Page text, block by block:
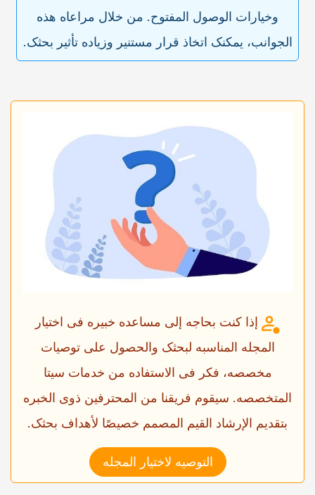
وخیارات الوصول المفتوح. من خلال مراعاه هذه
الجوانب، یمکنک اتخاذ قرار مستنیر وزیاده تأثیر بحثک.
إذا کنت بحاجه إلى مساعده خبیره فی اختیار
المجله المناسبه لبحثک والحصول على توصیات
مخصصه، فکر فی الاستفاده من خدمات سیتا
المتخصصه. سیقوم فریقنا من المحترفین ذوی الخبره
بتقدیم الإرشاد القیم المصمم خصیصًا لأهداف بحثک.
التوصیه لاختیار المجله